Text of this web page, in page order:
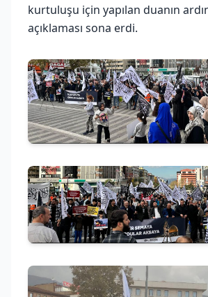
kurtuluşu için yapılan duanın
açıklaması sona erdi.